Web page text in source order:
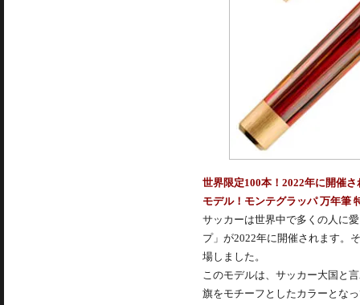
世界限定100本！2022年に開催
モデル！モンテグラッパ 万年筆
サッカーは世界中で多くの人に
プ」が2022年に開催されます。
場しました。
このモデルは、サッカー大国と
旗をモチーフとしたカラーとな